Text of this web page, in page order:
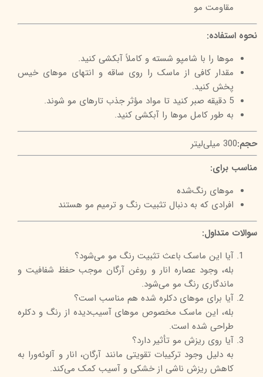
مقاومت مو
نحوه استفاده:
موها را با شامپو شسته و کاملاً آبکشی کنید.
مقدار کافی از ماسک را روی ساقه و انتهای موهای خیس
پخش کنید.
5 دقیقه صبر کنید تا مواد مؤثر جذب تارهای مو شوند.
به طور کامل موها را آبکشی کنید.
حجم:300 میلی‌لیتر
مناسب برای:
موهای رنگ‌شده
افرادی که به دنبال تثبیت رنگ و ترمیم مو هستند
سوالات متداول:
آیا این ماسک باعث تثبیت رنگ مو می‌شود؟
بله، وجود عصاره انار و روغن آرگان موجب حفظ شفافیت و
ماندگاری رنگ مو می‌شود.
آیا برای موهای دکلره شده هم مناسب است؟
بله، این ماسک مخصوص موهای آسیب‌دیده از رنگ و دکلره
طراحی شده است.
آیا روی ریزش مو تأثیر دارد؟
به دلیل وجود ترکیبات تقویتی مانند آرگان، انار و آلوئه‌ورا به
کاهش ریزش ناشی از خشکی و آسیب کمک می‌کند.